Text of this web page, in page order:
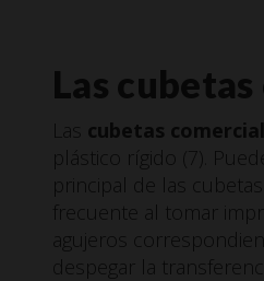
Las
Las cubetas
plástico rígido (7).
principal de las
frecuente al tomar
agujeros
despegar la